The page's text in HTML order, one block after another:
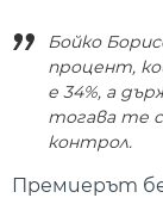
Бойко
процент,
е 34%, а
тогава те
контрол.
Премиерът